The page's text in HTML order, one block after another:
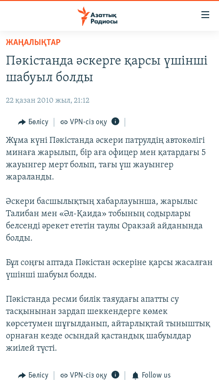
Skip
main
content
to
Navigation
Skip
to
Search
САЯСАТ
AZATTYQTV
ҚАҢТАР ОҚИҒАСЫ
АДАМ ҚҰҚЫҚТАРЫ
ӘЛЕУМЕТ
ӘЛЕМ
АРНАЙЫ ЖОБАЛАР
Русский
ЖАЗЫЛЫҢЫЗ
Басқа тілдерде
ЖАҢАЛЫҚТАР
Пәкістанда әскерге қарсы үшінші
шабуыл болды
22 қазан 2010 жыл, 21:12
Бөлісу VPN-сіз оқу
Жұма күні Пәкістанда әскери патрулдің автокөлігі
минаға жарылып, бір аға офицер мен қатардағы 5
жауынгер мерт болып, тағы үш жауынгер
жараланды.
Әскери басшылықтың хабарлауынша, жарылыс
Талибан мен «Әл-Қаида» тобының содырлары
белсенді әрекет ететін таулы Оракзай айданында
болды.
Бұл соңғы аптада Пәкістан әскеріне қарсы жасалған
үшінші шабуыл болды.
Пәкістанда ресми билік таяудағы апатты су
тасқынынан зардап шеккендерге көмек
көрсетумен шұғылданып, айтарлықтай тыныштық
орнаған кезде осындай қастандық шабуылдар
жиілей түсті.
Бөлісу VPN-сіз оқу Follow us